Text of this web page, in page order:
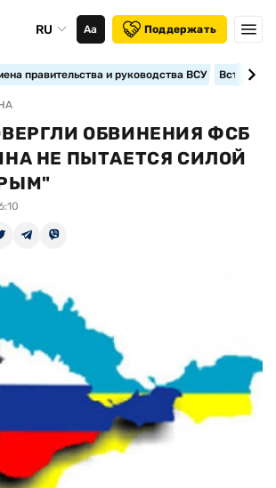
RU Аа Поддержать
правительства и руководства ВСУ
ОБВИНЕНИЯ ФСБ
НЕ ПЫТАЕТСЯ СИЛОЙ